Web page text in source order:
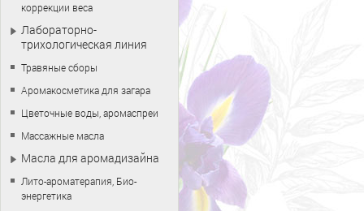
коррекции веса
Лабораторно-
трихологическая линия
Травяные сборы
Аромакосметика для загара
Цветочные воды, аромаспреи
Массажные масла
Масла для аромадизайна
Лито-ароматерапия, Био-
энергетика